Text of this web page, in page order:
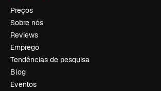
Preços
Sobre nós
Reviews
Emprego
Tendências de pesquisa
Blog
Eventos